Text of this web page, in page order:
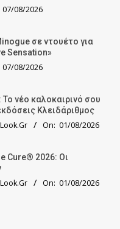
07/08/2026
σε ντουέτο για
Sensation»
07/08/2026
Το νέο καλοκαιρινό σου
Κλειδάριθμος
On: 01/08/2026
Cure® 2026: Οι
On: 01/08/2026